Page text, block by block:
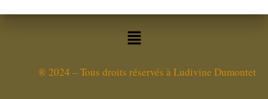
®2024 – Tous droits réservés à Ludivine Dumontet